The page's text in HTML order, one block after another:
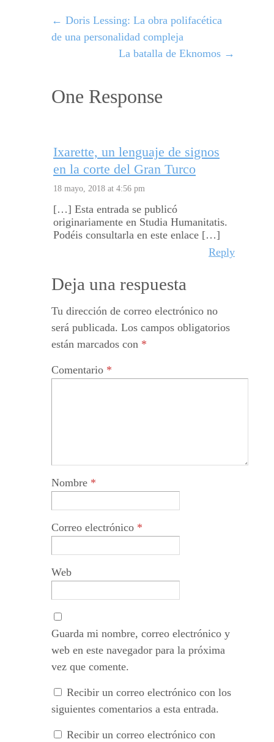
← Doris Lessing: La obra polifacética
de una personalidad compleja
La batalla de Eknomos →
One Response
Ixarette, un lenguaje de signos
en la corte del Gran Turco
18 mayo, 2018 at 4:56 pm
[…] Esta entrada se publicó
originariamente en Studia Humanitatis.
Podéis consultarla en este enlace […]
Reply
Deja una respuesta
Tu dirección de correo electrónico no
será publicada. Los campos obligatorios
están marcados con *
Comentario *
Nombre *
Correo electrónico *
Web
Guarda mi nombre, correo electrónico y
web en este navegador para la próxima
vez que comente.
Recibir un correo electrónico con los
siguientes comentarios a esta entrada.
Recibir un correo electrónico con